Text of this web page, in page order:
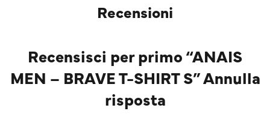
Recensioni
Recensisci per primo “ANAIS
MEN – BRAVE T-SHIRT S” Annulla
risposta